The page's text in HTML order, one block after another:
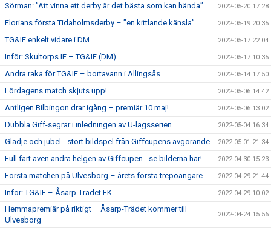
Sörman: ”Att vinna ett derby är det bästa som kan hända” 2022-05-20 17:28
Florians första Tidaholmsderby – ”en kittlande känsla” 2022-05-19 20:35
TG&IF enkelt vidare i DM 2022-05-17 22:04
Inför: Skultorps IF – TG&IF (DM) 2022-05-17 10:35
Andra raka för TG&IF – bortavann i Allingsås 2022-05-14 17:50
Lördagens match skjuts upp! 2022-05-06 14:42
Äntligen Bilbingon drar igång – premiär 10 maj! 2022-05-06 13:02
Dubbla Giff-segrar i inledningen av U-lagsserien 2022-05-04 16:34
Glädje och jubel - stort bildspel från Giffcupens avgörande 2022-05-01 21:34
Full fart även andra helgen av Giffcupen - se bilderna här! 2022-04-30 15:23
Första matchen på Ulvesborg – årets första trepoängare 2022-04-29 21:44
Inför: TG&IF – Åsarp-Trädet FK 2022-04-29 10:02
Hemmapremiär på riktigt – Åsarp-Trädet kommer till
Ulvesborg
2022-04-24 15:56